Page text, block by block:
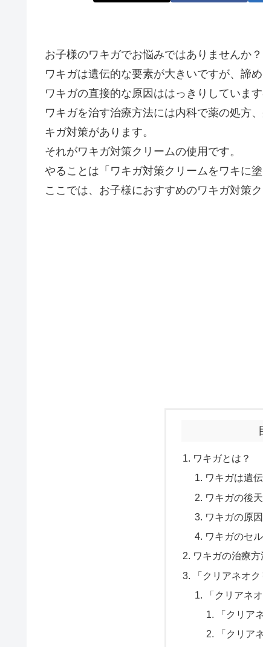
お子様のワキガでお悩みではありませんか？
ワキガは遺伝的な要素が大きいですが、諦め
ワキガの直接的な原因ははっきりしていま
ワキガを治す治療方法には内科で薬の処方
キガ対策があります。
それがワキガ対策クリームの使用です。
やることは「ワキガ対策クリームをワキに塗
ここでは、お子様におすすめのワキガ対策
ワキガとは？
ワキガは遺伝
ワキガの後
ワキガの原因
ワキガのセ
ワキガの治療方
「クリアネオ
「クリアネ
「クリア
「クリア